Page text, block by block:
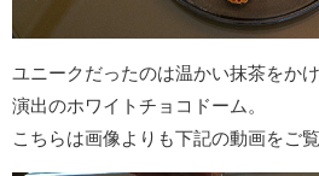
ユニークだったのは温かい抹茶をか
演出のホワイトチョコドーム。
こちらは画像よりも下記の動画をご